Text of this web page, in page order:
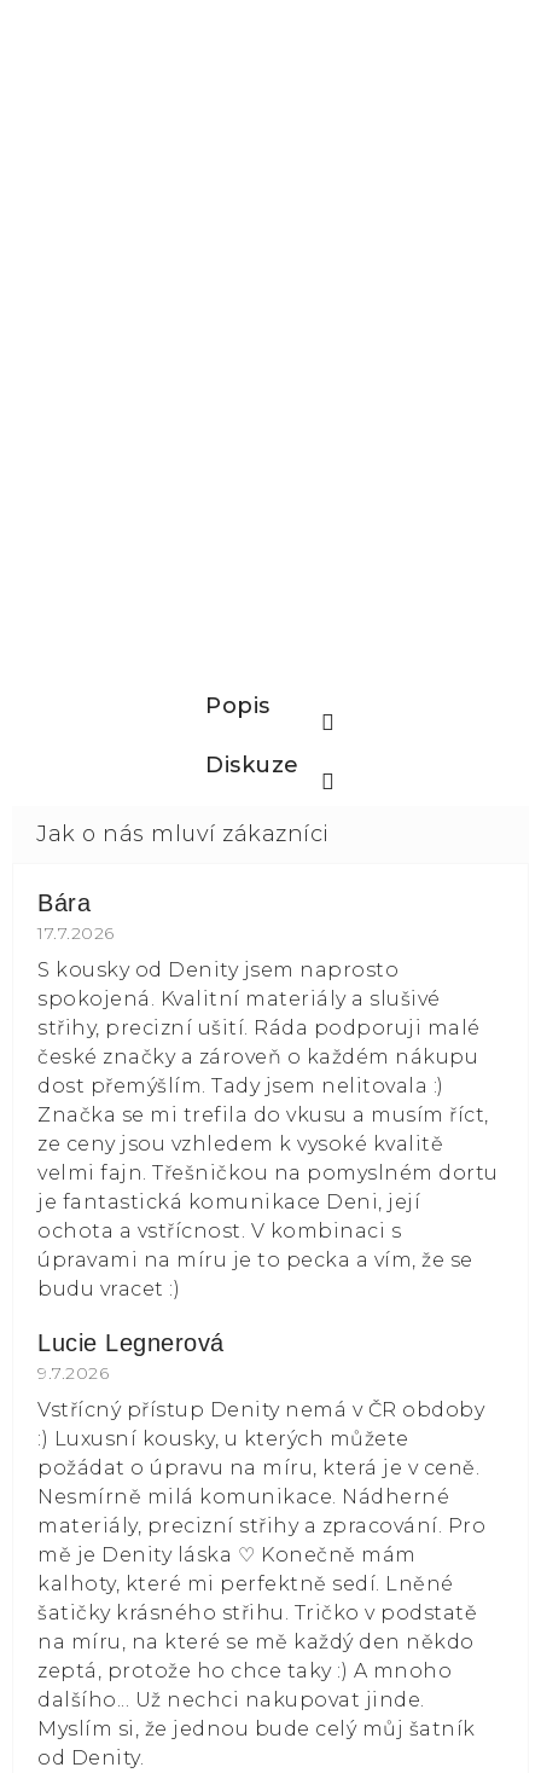
Popis
Diskuze
Bára
Hodnocení obchodu je 5 z 5 hvězdiček.
17.7.2026
S kousky od Denity jsem naprosto
spokojená. Kvalitní materiály a slušivé
střihy, precizní ušití. Ráda podporuji malé
české značky a zároveň o každém nákupu
dost přemýšlím. Tady jsem nelitovala :)
Značka se mi trefila do vkusu a musím říct,
ze ceny jsou vzhledem k vysoké kvalitě
velmi fajn. Třešničkou na pomyslném dortu
je fantastická komunikace Deni, její
ochota a vstřícnost. V kombinaci s
úpravami na míru je to pecka a vím, že se
budu vracet :)
Lucie Legnerová
Hodnocení obchodu je 5 z 5 hvězdiček.
9.7.2026
Vstřícný přístup Denity nemá v ČR obdoby
:) Luxusní kousky, u kterých můžete
požádat o úpravu na míru, která je v ceně.
Nesmírně milá komunikace. Nádherné
materiály, precizní střihy a zpracování. Pro
mě je Denity láska ⁠♡ Konečně mám
kalhoty, které mi perfektně sedí. Lněné
šatičky krásného střihu. Tričko v podstatě
na míru, na které se mě každý den někdo
zeptá, protože ho chce taky :) A mnoho
dalšího... Už nechci nakupovat jinde.
Myslím si, že jednou bude celý můj šatník
od Denity.